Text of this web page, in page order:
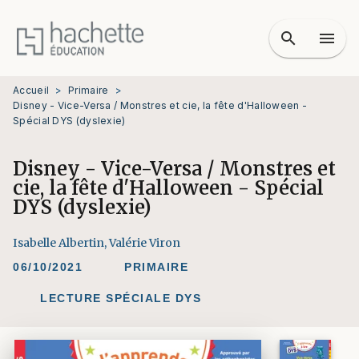
MENU RECHERCHE
PIED DE PAGE
search menu
Accueil > Primaire
>
Disney - Vice-Versa / Monstres et cie, la fête d'Halloween -
Spécial DYS (dyslexie)
Disney - Vice-Versa / Monstres et
cie, la fête d'Halloween - Spécial
DYS (dyslexie)
Isabelle Albertin,Valérie Viron
06/10/2021 PRIMAIRE
LECTURE SPÉCIALE DYS